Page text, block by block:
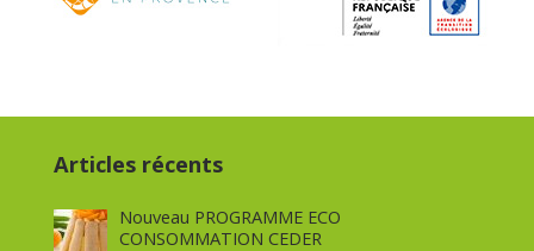
Articles récents
Nouveau PROGRAMME ECO
CONSOMMATION CEDER